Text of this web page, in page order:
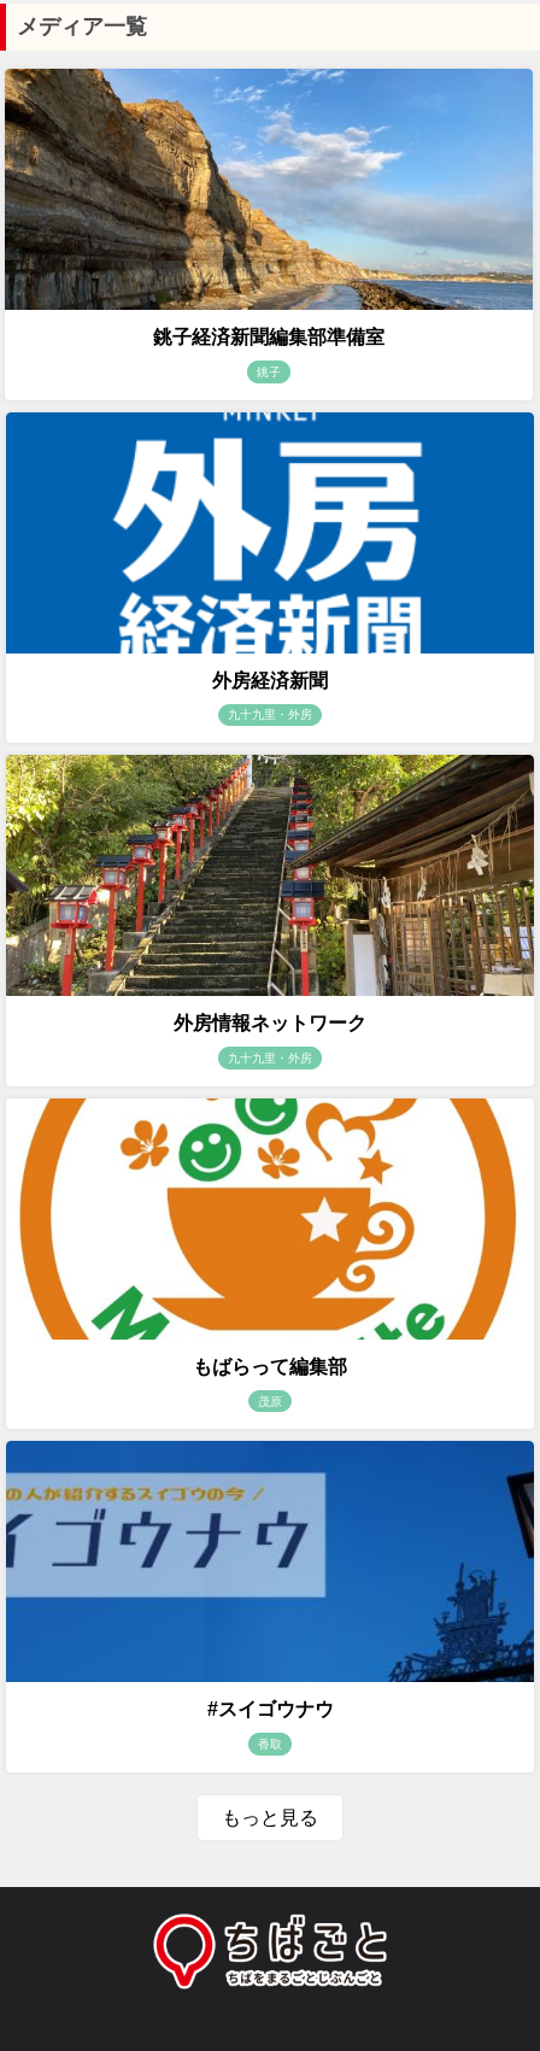
メディア一覧
銚子経済新聞編集部準備室
銚子
外房経済新聞
九十九里・外房
外房情報ネットワーク
九十九里・外房
もばらって編集部
茂原
#スイゴウナウ
香取
もっと見る